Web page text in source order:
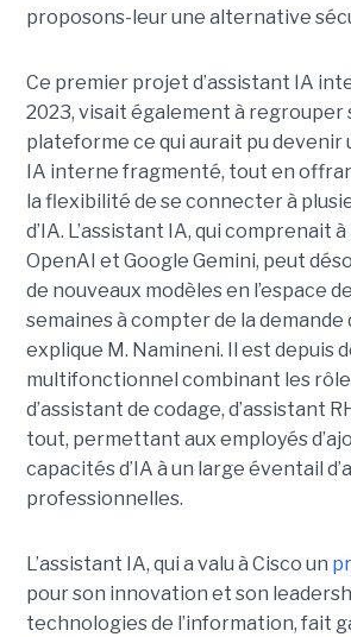
proposons-leur une alternative
Ce premier projet d’assistant IA
2023, visait également à regrouper
plateforme ce qui aurait pu devenir
IA interne fragmenté, tout en
la flexibilité de se connecter à
d’IA. L’assistant IA, qui comprenait
OpenAI et Google Gemini, peut
de nouveaux modèles en l’espace
semaines à compter de la demande
explique M. Namineni. Il est depuis
multifonctionnel combinant les
d’assistant de codage, d’assistant
tout, permettant aux employés
capacités d’IA à un large éventail
professionnelles.
L’assistant IA, qui a valu à Cisco un
pour son innovation et son
technologies de l’information, fait